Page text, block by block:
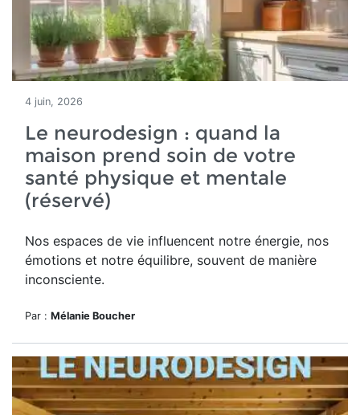
4 juin, 2026
Le neurodesign : quand la
maison prend soin de votre
santé physique et mentale
(réservé)
Nos espaces de vie influencent notre énergie, nos
émotions et notre équilibre, souvent de manière
inconsciente.
Par : Mélanie Boucher